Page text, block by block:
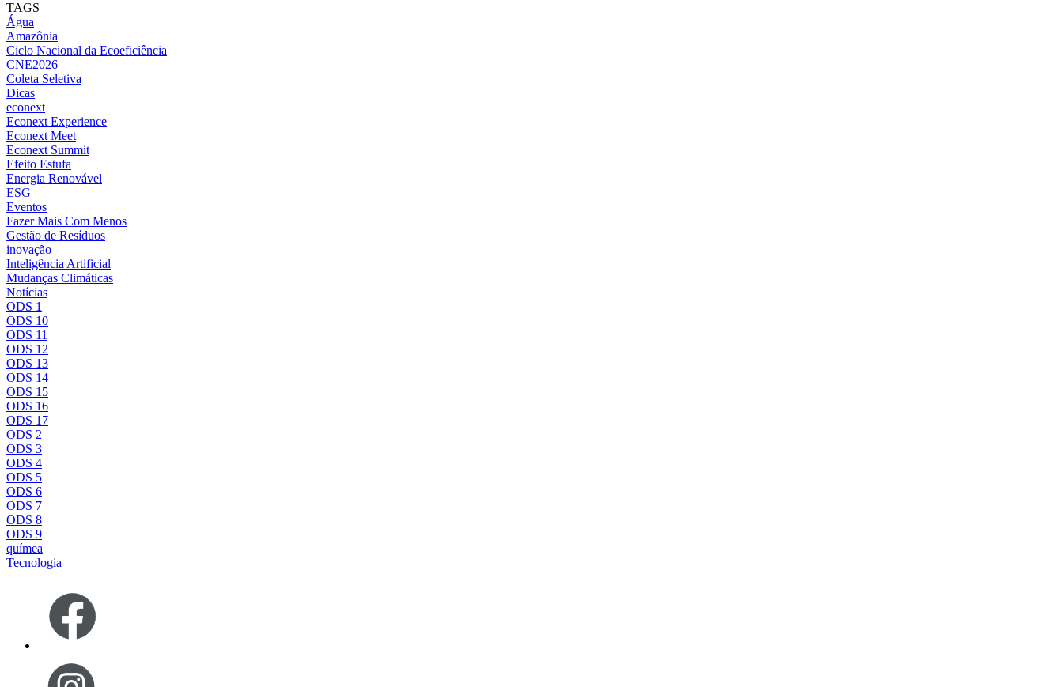
TAGS
Água
Amazônia
Ciclo Nacional da Ecoeficiência
CNE2026
Coleta Seletiva
Dicas
econext
Econext Experience
Econext Meet
Econext Summit
Efeito Estufa
Energia Renovável
ESG
Eventos
Fazer Mais Com Menos
Gestão de Resíduos
inovação
Inteligência Artificial
Mudanças Climáticas
Notícias
ODS 1
ODS 10
ODS 11
ODS 12
ODS 13
ODS 14
ODS 15
ODS 16
ODS 17
ODS 2
ODS 3
ODS 4
ODS 5
ODS 6
ODS 7
ODS 8
ODS 9
químea
Tecnologia